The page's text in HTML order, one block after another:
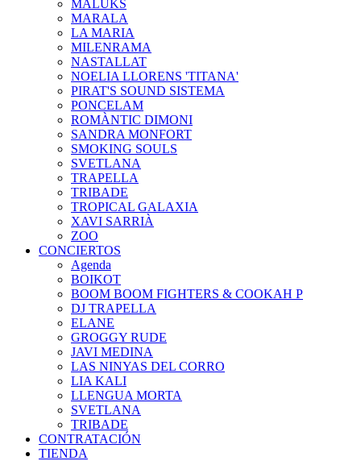
MALUKS
MARALA
LA MARIA
MILENRAMA
NASTALLAT
NOELIA LLORENS 'TITANA'
PIRAT'S SOUND SISTEMA
PONCELAM
ROMÀNTIC DIMONI
SANDRA MONFORT
SMOKING SOULS
SVETLANA
TRAPELLA
TRIBADE
TROPICAL GALAXIA
XAVI SARRIÀ
ZOO
CONCIERTOS
Agenda
BOIKOT
BOOM BOOM FIGHTERS & COOKAH P
DJ TRAPELLA
ELANE
GROGGY RUDE
JAVI MEDINA
LAS NINYAS DEL CORRO
LIA KALI
LLENGUA MORTA
SVETLANA
TRIBADE
CONTRATACIÓN
TIENDA